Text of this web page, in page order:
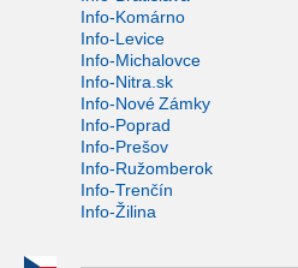
Info-Komárno
Info-Levice
Info-Michalovce
Info-Nitra.sk
Info-Nové Zámky
Info-Poprad
Info-Prešov
Info-Ružomberok
Info-Trenčín
Info-Žilina